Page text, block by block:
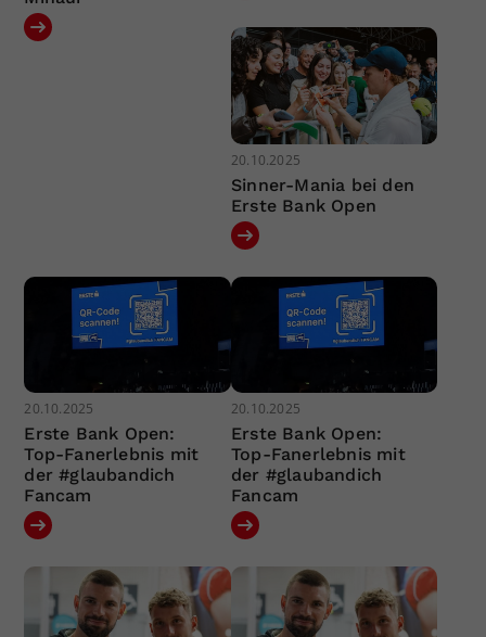
20.10.2025
Sinner-Mania bei den
Erste Bank Open
20.10.2025
Erste Bank Open:
Top-Fanerlebnis mit
der #glaubandich
Fancam
20.10.2025
Erste Bank Open:
Top-Fanerlebnis mit
der #glaubandich
Fancam